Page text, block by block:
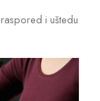
i uštedu